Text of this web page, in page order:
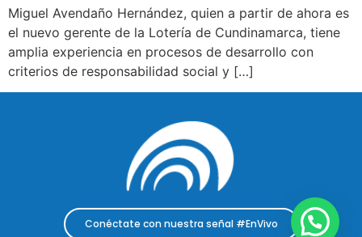
Miguel Avendaño Hernández, quien a partir de ahora es
el nuevo gerente de la Lotería de Cundinamarca, tiene
amplia experiencia en procesos de desarrollo con
criterios de responsabilidad social y […]
Conéctate con nuestra señal #EnVivo